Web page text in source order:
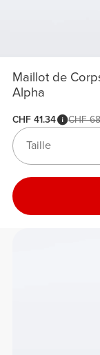
Maillot de
Alpha
CHF 41.34 CHF
Taille